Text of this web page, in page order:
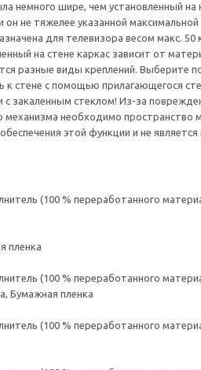
немного шире, чем установленный
он не тяжелее указанной
для телевизора весом макс. 50
на стене каркас зависит от
разные виды креплений.
стене с помощью прилагающегося
закаленным стеклом! Из-за
механизма необходимо
этой функции и не
(100 % переработанного
пленка
(100 % переработанного
Бумажная пленка
(100 % переработанного